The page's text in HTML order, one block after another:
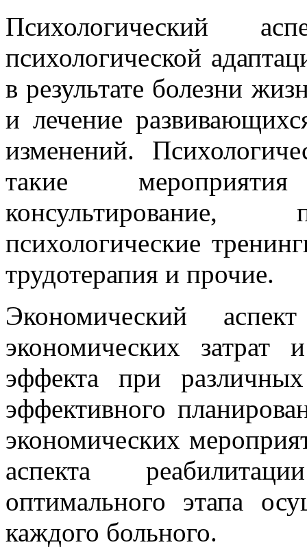
Психологический
психологической
в результате болезни
и лечение
изменений.
такие
консультирование,
психологические
трудотерапия и прочие.
Экономический
экономических затрат
эффекта при
эффективного
экономических
аспекта
оптимального этапа
каждого больного.